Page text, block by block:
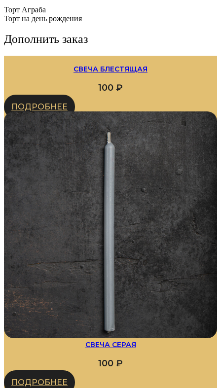
Торт Аграба
Торт на день рождения
Дополнить заказ
СВЕЧА БЛЕСТЯЩАЯ
100 ₽
ПОДРОБНЕЕ
СВЕЧА СЕРАЯ
100 ₽
ПОДРОБНЕЕ